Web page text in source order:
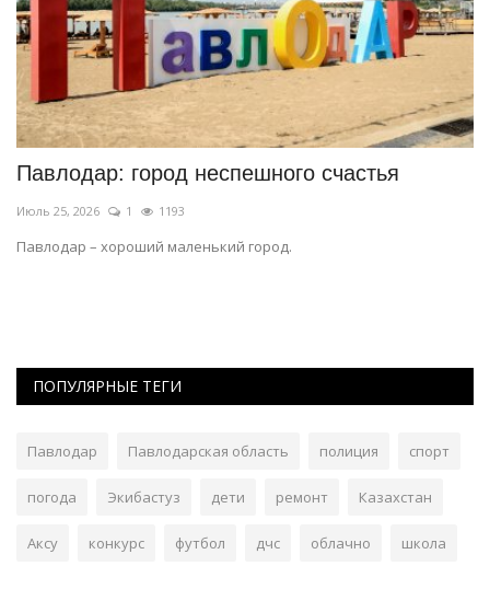
Павлодар: город неспешного счастья
Июль 25, 2026 1 1193
Павлодар – хороший маленький город.
ПОПУЛЯРНЫЕ ТЕГИ
Павлодар Павлодарская область полиция спорт
погода Экибастуз дети ремонт Казахстан
Аксу конкурс футбол дчс облачно школа